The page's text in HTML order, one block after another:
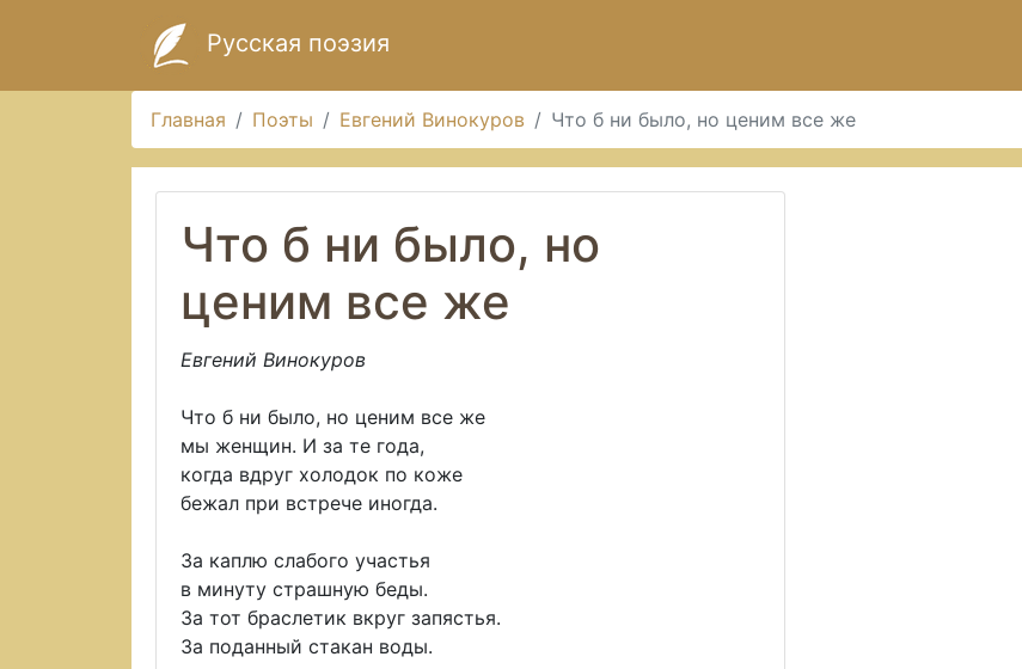
Русская поэзия
Главная Поэты Евгений Винокуров Что б ни было, но ценим все же
Что б ни было, но
ценим все же
Евгений Винокуров
Что б ни было, но ценим все же
мы женщин. И за те года,
когда вдруг холодок по коже
бежал при встрече иногда.
За каплю слабого участья
в минуту страшную беды.
За тот браслетик вкруг запястья.
За поданный стакан воды.